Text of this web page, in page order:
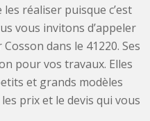
réaliser puisque c’est
vous invitons d’appeler
dans le 41220. Ses
pour vos travaux. Elles
et grands modèles
prix et le devis qui vous